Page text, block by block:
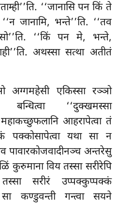
‘‘जानासि पन किं ते
जानामि, भन्ते’’ति. ‘‘तव
‘‘किं पन मे, भन्ते,
अथस्सा सत्था अतीतं
अग्गमहेसी एकिस्सा रञ्ञो
‘‘दुक्खमस्सा
महाकच्छुफलानि आहरापेत्वा तं
पक्कोसापेत्वा यथा सा न
पावारकोजवादीनञ्च अन्तरेसु
कुरुमाना विय तस्सा सरीरेपि
सरीरं उप्पक्कुप्पक्कं
कण्डुवन्ती गन्त्वा सयने